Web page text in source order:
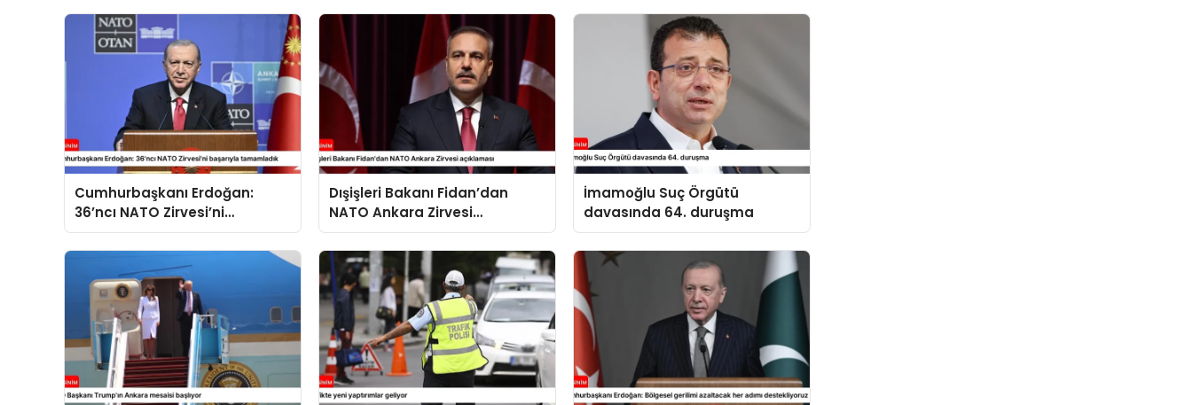
Cumhurbaşkanı Erdoğan:
36’ncı NATO Zirvesi’ni
başarıyla tamamladık
Dışişleri Bakanı Fidan’dan
NATO Ankara Zirvesi
açıklaması
İmamoğlu Suç Örgütü
davasında 64. duruşma